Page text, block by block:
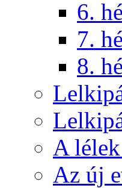
6.
7.
8.
A lélek
Az új